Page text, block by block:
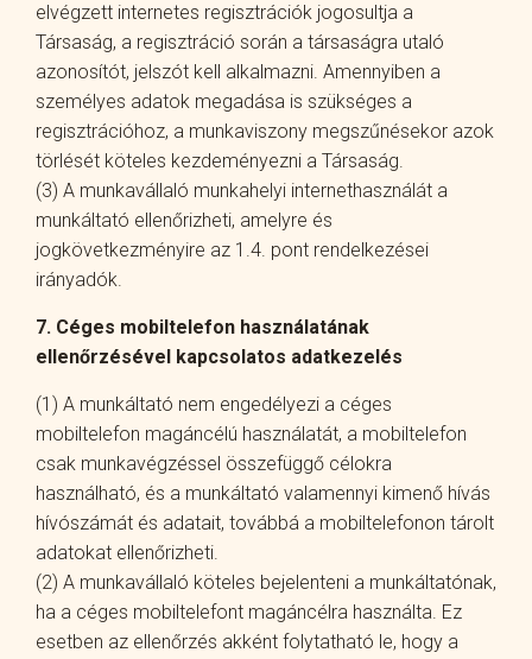
elvégzett internetes regisztrációk jogosultja a
Társaság, a regisztráció során a társaságra utaló
azonosítót, jelszót kell alkalmazni. Amennyiben a
személyes adatok megadása is szükséges a
regisztrációhoz, a munkaviszony megszűnésekor azok
törlését köteles kezdeményezni a Társaság.
(3) A munkavállaló munkahelyi internethasználát a
munkáltató ellenőrizheti, amelyre és
jogkövetkezményire az 1.4. pont rendelkezései
irányadók.
7. Céges mobiltelefon használatának
ellenőrzésével kapcsolatos adatkezelés
(1) A munkáltató nem engedélyezi a céges
mobiltelefon magáncélú használatát, a mobiltelefon
csak munkavégzéssel összefüggő célokra
használható, és a munkáltató valamennyi kimenő hívás
hívószámát és adatait, továbbá a mobiltelefonon tárolt
adatokat ellenőrizheti.
(2) A munkavállaló köteles bejelenteni a munkáltatónak,
ha a céges mobiltelefont magáncélra használta. Ez
esetben az ellenőrzés akként folytatható le, hogy a